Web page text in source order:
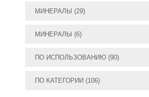
МИНЕРАЛЫ (29)
МИНЕРАЛЫ (6)
ПО ИСПОЛЬЗОВАНИЮ (90)
ПО КАТЕГОРИИ (106)